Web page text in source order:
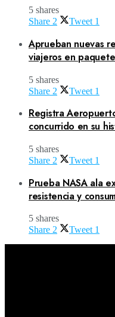
5 shares
Share 2 Tweet 1
Aprueban nuevas
viajeros en
5 shares
Share 2 Tweet 1
Registra
concurrido en su
5 shares
Share 2 Tweet 1
Prueba NASA ala
resistencia y
5 shares
Share 2 Tweet 1